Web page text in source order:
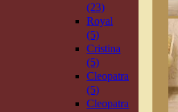
(23)
Royal
(5)
Cristina
(5)
Cleopatra
(5)
Cleopatra